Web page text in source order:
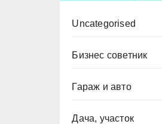
Uncategorised
Бизнес советник
Гараж и авто
Дача, участок